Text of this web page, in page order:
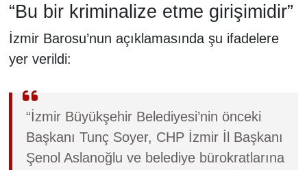
“Bu bir kriminalize etme girişimidir”
İzmir Barosu’nun açıklamasında şu ifadelere
yer verildi:
“İzmir Büyükşehir Belediyesi’nin önceki
Başkanı Tunç Soyer, CHP İzmir İl Başkanı
Şenol Aslanoğlu ve belediye bürokratlarına